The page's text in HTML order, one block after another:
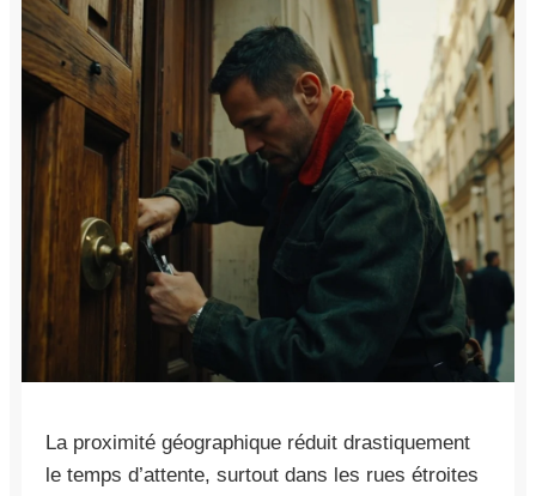
La proximité géographique réduit drastiquement
le temps d’attente, surtout dans les rues étroites